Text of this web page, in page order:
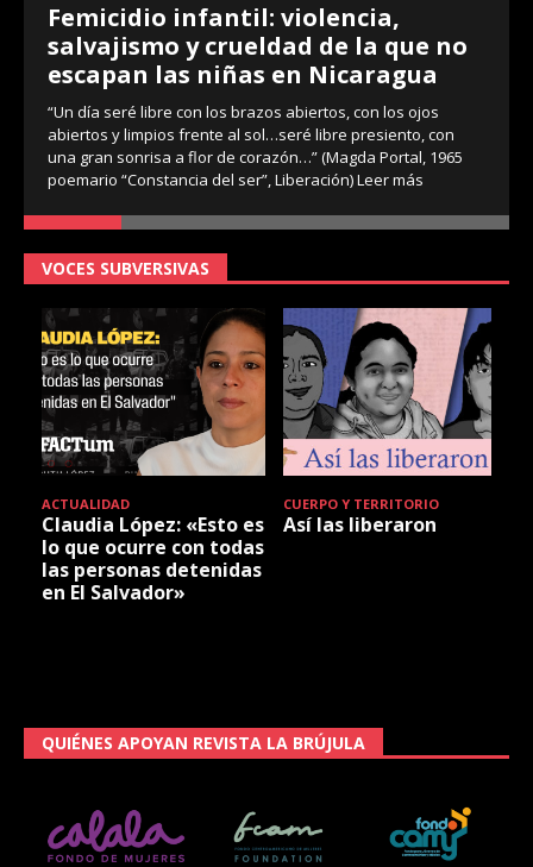
Femicidio infantil: violencia,
salvajismo y crueldad de la que no
escapan las niñas en Nicaragua
“Un día seré libre con los brazos abiertos, con los ojos
abiertos y limpios frente al sol…seré libre presiento, con
una gran sonrisa a flor de corazón…” (Magda Portal, 1965
poemario “Constancia del ser”, Liberación)Leer más
VOCES SUBVERSIVAS
ACTUALIDAD
Claudia López: «Esto es
lo que ocurre con todas
las personas detenidas
en El Salvador»
CUERPO Y TERRITORIO
Así las liberaron
QUIÉNES APOYAN REVISTA LA BRÚJULA